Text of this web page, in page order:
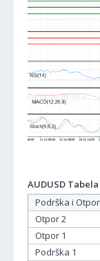
AUDUSD
Podrška i Otpor
Otpor 2
Otpor 1
Podrška 1